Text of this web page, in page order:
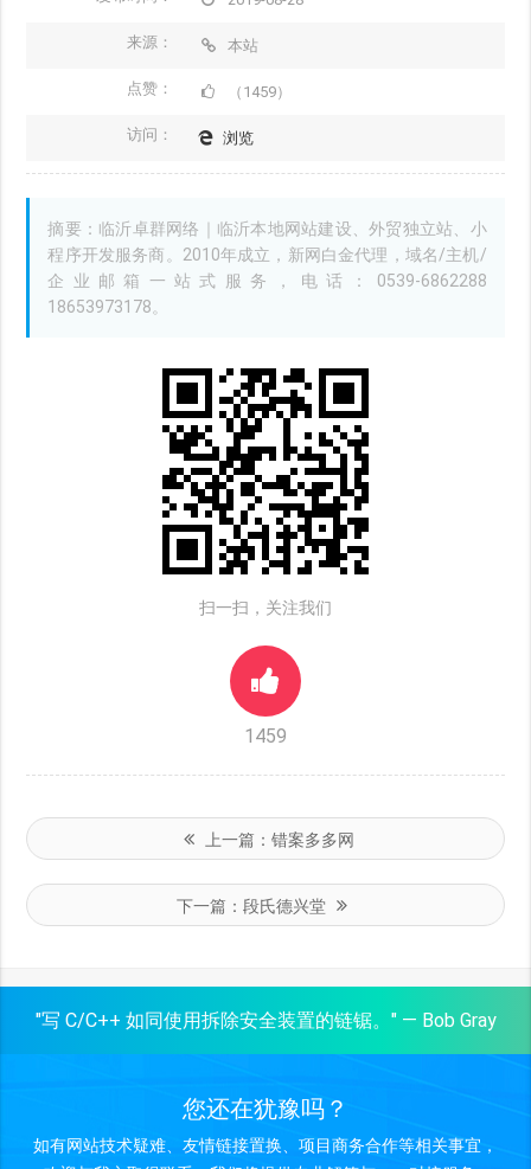
来源： 本站
点赞： （1459）
访问： 浏览
摘要：临沂卓群网络｜临沂本地网站建设、外贸独立站、小
程序开发服务商。2010年成立，新网白金代理，域名/主机/
企业邮箱一站式服务，电话：0539-6862288
18653973178。
扫一扫，关注我们
1459
上一篇： 错案多多网
下一篇：段氏德兴堂
"写 C/C++ 如同使用拆除安全装置的链锯。" — Bob Gray
您还在犹豫吗？
如有网站技术疑难、友情链接置换、项目商务合作等相关事宜，